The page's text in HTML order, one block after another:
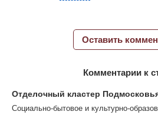
Оставить
Комментарии к
Отделочный кластер
Социально-бытовое и культурно-